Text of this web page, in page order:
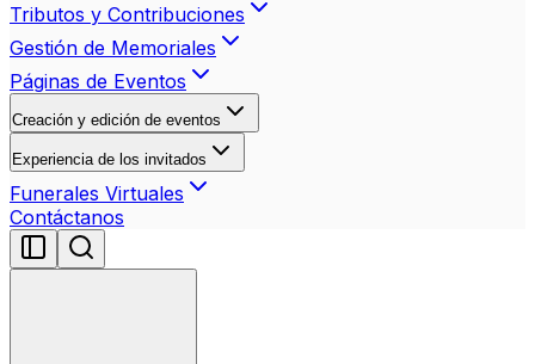
Tributos y Contribuciones
Gestión de Memoriales
Páginas de Eventos
Creación y edición de eventos
Experiencia de los invitados
Funerales Virtuales
Contáctanos